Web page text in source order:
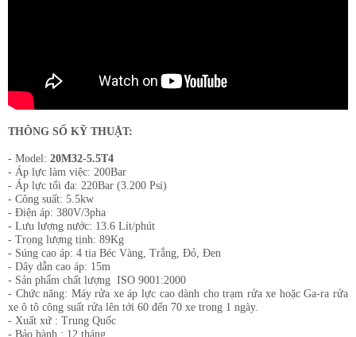
THÔNG SỐ KỸ THUẬT:
- Model: 20M32-5.5T4
- Áp lực làm việc: 200Bar
- Áp lực tối đa: 220Bar (3.200 Psi)
- Công suất: 5.5kw
- Điện áp: 380V/3pha
- Lưu lượng nước: 13.6 Lít/phút
- Trọng lượng tịnh: 89Kg
- Súng cao áp: 4 tia Béc Vàng, Trắng, Đỏ, Đen
- Dây dẫn cao áp: 15m
- Sản phẩm chất lượng ISO 9001:2000
- Chức năng: Máy rửa xe áp lực cao dành cho trạm rửa xe hoặc Ga-ra rửa
xe ô tô công suất rửa lên tới 60 đến 70 xe trong 1 ngày.
- Xuất xứ : Trung Quốc
- Bảo hành : 12 tháng